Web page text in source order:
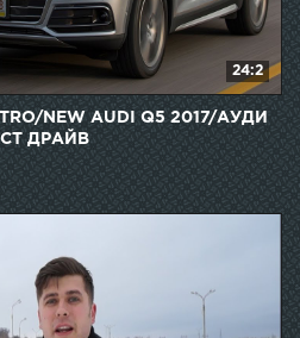
24:2
NEW AUDI Q5 2017/АУДИ
ДРАЙВ